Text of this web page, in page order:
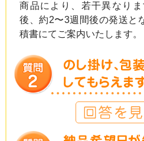
商品により、若干異なり
後、約2〜3週間後の発送と
積書にてご案内いたします。